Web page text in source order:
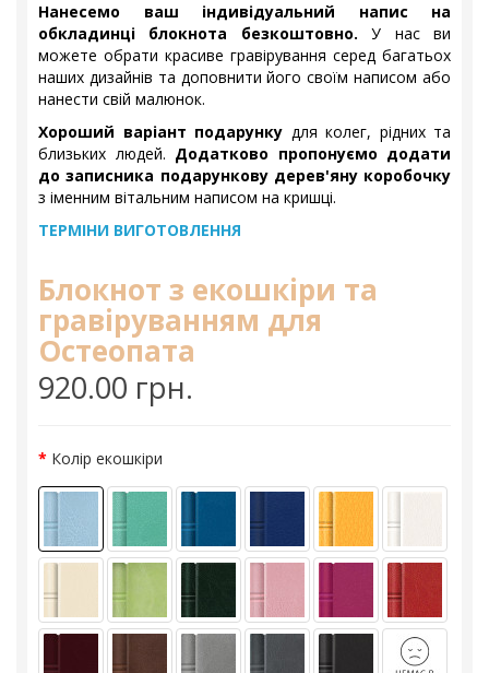
Нанесемо ваш індивідуальний напис на
обкладинці блокнота безкоштовно.У нас ви
можете обрати красиве гравірування серед багатьох
наших дизайнів та доповнити його своїм написом або
нанести свій малюнок.
Хороший варіант подарунку для колег, рідних та
близьких людей. Додатково пропонуємо додати
до записника подарункову дерев'яну коробочку
з іменним вітальним написом на кришці.
ТЕРМІНИ ВИГОТОВЛЕННЯ
Блокнот з екошкіри та
гравіруванням для
Остеопата
920.00 грн.
Колір екошкіри